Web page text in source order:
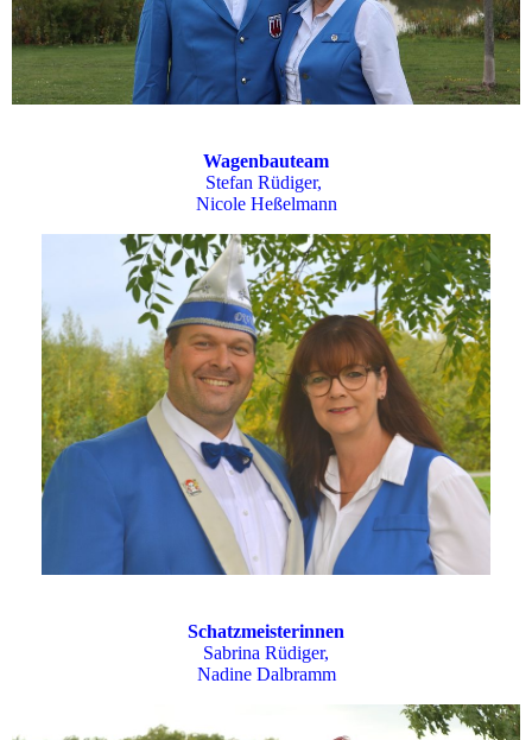
Wagenbauteam
Stefan Rüdiger,
Nicole Heßelmann
Schatzmeisterinnen
Sabrina Rüdiger,
Nadine Dalbramm